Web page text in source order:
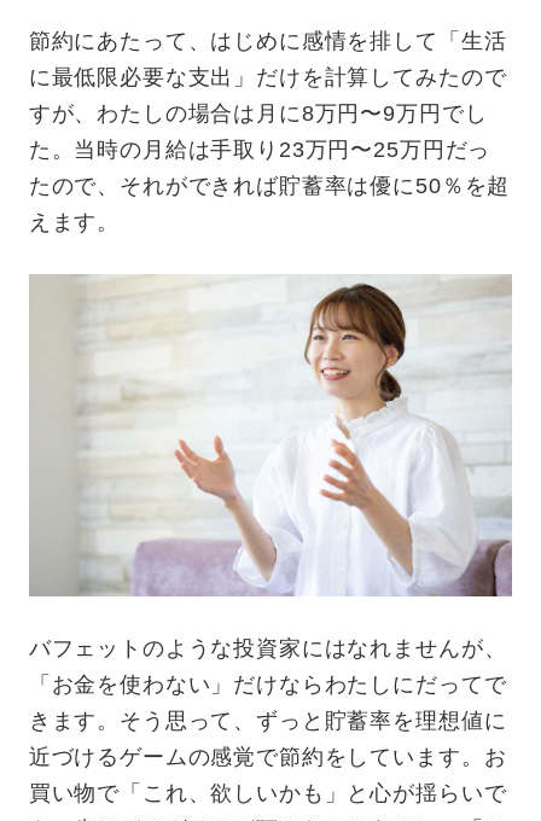
節約にあたって、はじめに感情を排して「生活
に最低限必要な支出」だけを計算してみたので
すが、わたしの場合は月に8万円〜9万円でし
た。当時の月給は手取り23万円〜25万円だっ
たので、それができれば貯蓄率は優に50％を超
えます。
バフェットのような投資家にはなれませんが、
「お金を使わない」だけならわたしにだってで
きます。そう思って、ずっと貯蓄率を理想値に
近づけるゲームの感覚で節約をしています。お
買い物で「これ、欲しいかも」と心が揺らいで